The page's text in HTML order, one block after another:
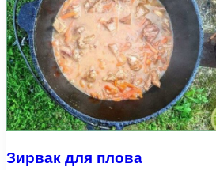
Зирвак для плова